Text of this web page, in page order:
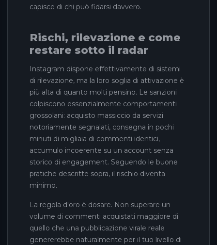
capisce di chi può fidarsi davvero.
Rischi, rilevazione e come
restare sotto il radar
Instagram dispone effettivamente di sistemi
di rilevazione, ma la loro soglia di attivazione è
più alta di quanto molti pensino. Le sanzioni
colpiscono essenzialmente comportamenti
grossolani: acquisto massiccio da servizi
notoriamente segnalati, consegna in pochi
minuti di migliaia di commenti identici,
accumulo incoerente su un account senza
storico di engagement. Seguendo le buone
pratiche descritte sopra, il rischio diventa
minimo.
La regola d'oro è dosare. Non superare un
volume di commenti acquistati maggiore di
quello che una pubblicazione virale reale
genererebbe naturalmente per il tuo livello di